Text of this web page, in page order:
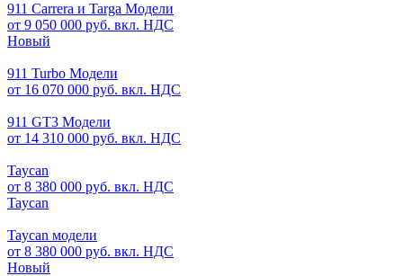
911 Carrera и Targa Модели
от 9 050 000 руб. вкл. НДС
Новый
911 Turbo Модели
от 16 070 000 руб. вкл. НДС
911 GT3 Модели
от 14 310 000 руб. вкл. НДС
Taycan
от 8 380 000 руб. вкл. НДС
Taycan
Taycan модели
от 8 380 000 руб. вкл. НДС
Новый